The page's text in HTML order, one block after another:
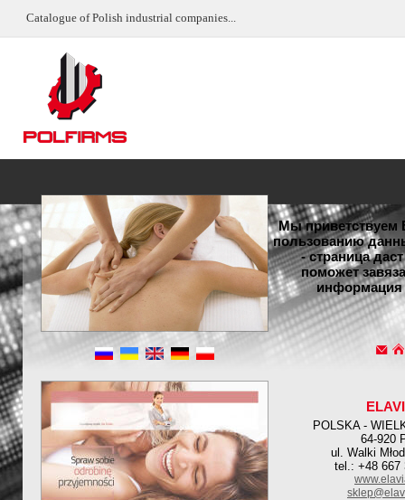
Catalogue of Polish industrial companies...
Мы приветствуем
пользованию
- страница
поможет
информация
POLSKA -
64-920
ul. Walki
tel.: +48 667